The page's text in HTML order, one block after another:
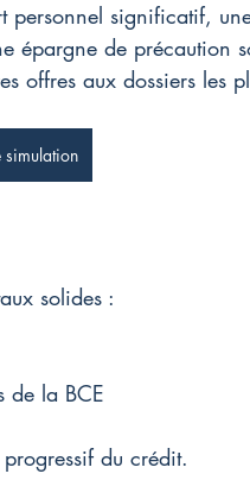
personnel significatif,
épargne de précaution
offres aux dossiers les
simulation
solides :
de la BCE
progressif du crédit.